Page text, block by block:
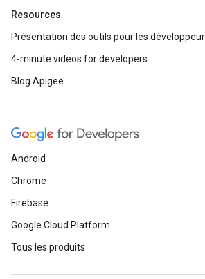
Resources
Présentation des outils pour les
4-minute videos for developers
Blog Apigee
Android
Chrome
Firebase
Google Cloud Platform
Tous les produits